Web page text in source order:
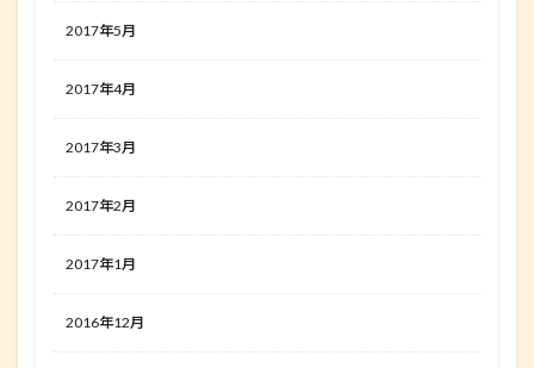
2017年5月
2017年4月
2017年3月
2017年2月
2017年1月
2016年12月